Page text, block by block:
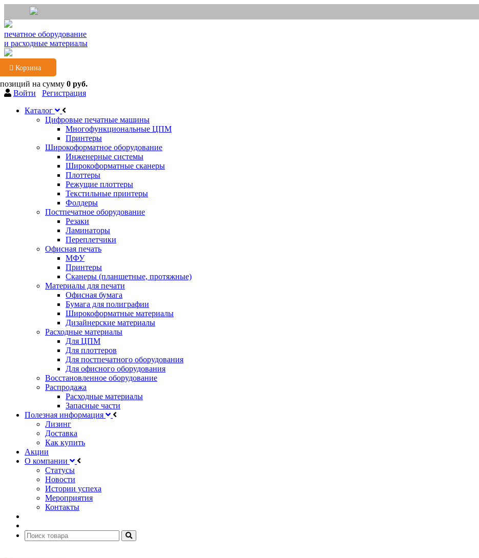
печатное оборудование
и расходные материалы
Корзина
на сумму 0 руб.
Войти
Регистрация
Каталог
Цифровые печатные машины
Многофункциональные ЦПМ
Принтеры
Широкоформатное оборудование
Инженерные системы
Широкоформатные сканеры
Плоттеры
Режущие плоттеры
Текстильные принтеры
Фолдеры
Постпечатное оборудование
Резаки
Ламинаторы
Переплетчики
Офисная печать
МФУ
Принтеры
Сканеры (планшетные, протяжные)
Материалы для печати
Офисная бумага
Бумага для полиграфии
Широкоформатные материалы
Дизайнерские материалы
Расходные материалы
Для ЦПМ
Для плоттеров
Для постпечатного оборудования
Для офисного оборудования
Восстановленное оборудование
Распродажа
Расходные материалы
Запасные части
Полезная информация
Лизинг
Доставка
Как купить
Акции
О компании
Статусы
Новости
Истории успеха
Мероприятия
Контакты